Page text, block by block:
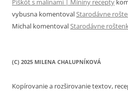
Piškót s malinami | Míniny recepty
vybusna komentovalStarodávne
Michal komentovalStarodávne
(C) 2025 MILENA CHALUPNÍKOVÁ
Kopírovanie a rozširovanie textov,